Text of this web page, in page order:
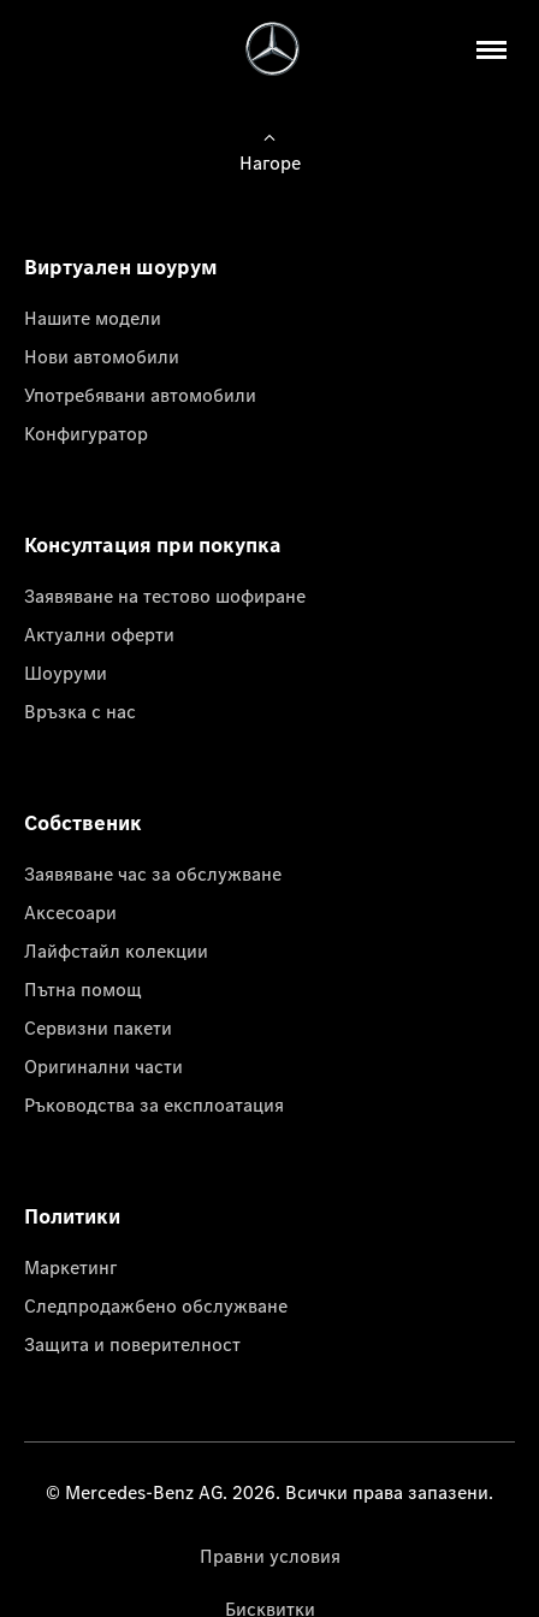
Нагоре
Виртуален шоурум
Нашите модели
Нови автомобили
Употребявани автомобили
Конфигуратор
Консултация при покупка
Заявяване на тестово шофиране
Актуални оферти
Шоуруми
Връзка с нас
Собственик
Заявяване час за обслужване
Аксесоари
Лайфстайл колекции
Пътна помощ
Сервизни пакети
Оригинални части
Ръководства за експлоатация
Политики
Маркетинг
Следпродажбено обслужване
Защита и поверителност
© Mercedes-Benz AG. 2026. Всички права запазени.
Правни условия
Бисквитки